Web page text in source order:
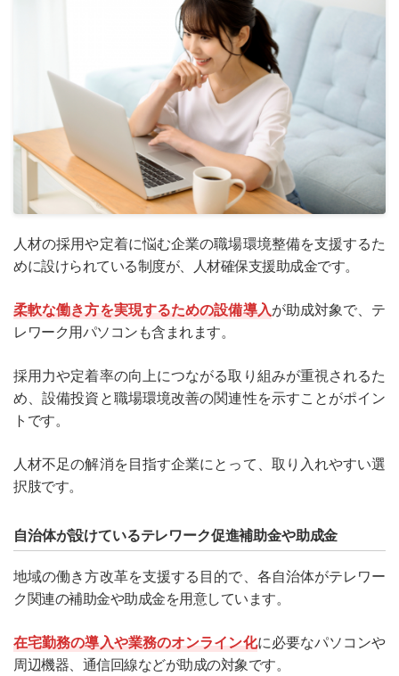
人材の採用や定着に悩む企業の職場環境整備を支援するた
めに設けられている制度が、人材確保支援助成金です。
柔軟な働き方を実現するための設備導入が助成対象で、テ
レワーク用パソコンも含まれます。
採用力や定着率の向上につながる取り組みが重視されるた
め、設備投資と職場環境改善の関連性を示すことがポイン
トです。
人材不足の解消を目指す企業にとって、取り入れやすい選
択肢です。
自治体が設けているテレワーク促進補助金や助成金
地域の働き方改革を支援する目的で、各自治体がテレワー
ク関連の補助金や助成金を用意しています。
在宅勤務の導入や業務のオンライン化に必要なパソコンや
周辺機器、通信回線などが助成の対象です。